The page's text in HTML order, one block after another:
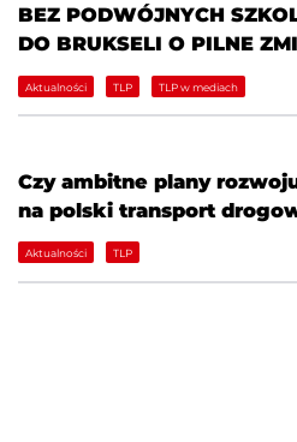
BEZ PODWÓJNYCH
DO BRUKSELI O PILNE
Aktualności TLP TLP w mediach
Czy ambitne plany
na polski transport
Aktualności TLP